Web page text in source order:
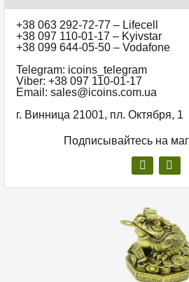
+38 063 292-72-77 – Lifecell
+38 097 110-01-17 – Kyivstar
+38 099 644-05-50 – Vodafone
Telegram: icoins_telegram
Viber: +38 097 110-01-17
Email: sales@icoins.com.ua
г. Винница 21001, пл. Октября, 1
Подписывайтесь на